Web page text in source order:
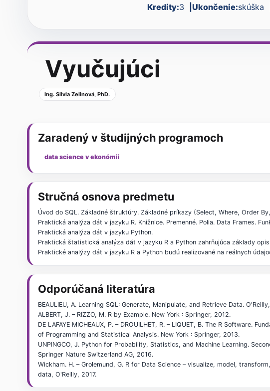
Kredity:3 Ukončenie:skúška
Vyučujúci
Ing. Silvia Zelinová, PhD.
Zaradený v študijných programoch
data science v ekonómii
Stručná osnova predmetu
Úvod do SQL. Základné štruktúry. Základné príkazy (Select, Where, Order
Praktická analýza dát v jazyku R. Knižnice. Premenné. Polia. Data Frames.
Praktická analýza dát v jazyku Python.
Praktická štatistická analýza dát v jazyku R a Python zahrňujúca základy
Praktické analýzy dát v jazyku R a Python budú realizované na reálnych
Odporúčaná literatúra
BEAULIEU, A. Learning SQL: Generate, Manipulate, and Retrieve Data.
ALBERT, J. – RIZZO, M. R by Example. New York : Springer, 2012.
DE LAFAYE MICHEAUX, P. – DROUILHET, R. – LIQUET, B. The R Software.
of Programming and Statistical Analysis. New York : Springer, 2013.
UNPINGCO, J. Python for Probability, Statistics, and Machine Learning.
Springer Nature Switzerland AG, 2016.
Wickham. H. – Grolemund, G. R for Data Science – visualize, model,
data, O'Reilly, 2017.